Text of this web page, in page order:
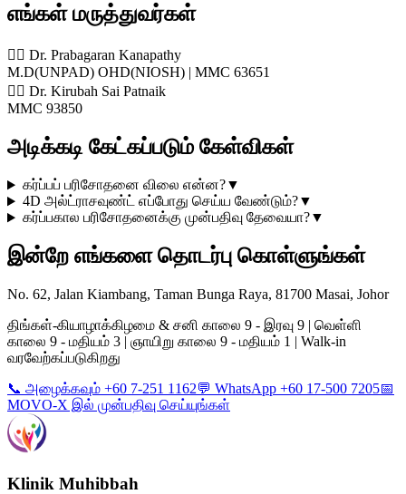
எங்கள் மருத்துவர்கள்
👨‍⚕️ Dr. Prabagaran Kanapathy
M.D(UNPAD) OHD(NIOSH) | MMC 63651
👨‍⚕️ Dr. Kirubah Sai Patnaik
MMC 93850
அடிக்கடி கேட்கப்படும் கேள்விகள்
கர்ப்பப் பரிசோதனை விலை என்ன?▼
4D அல்ட்ராசவுண்ட் எப்போது செய்ய வேண்டும்?▼
கர்ப்பகால பரிசோதனைக்கு முன்பதிவு தேவையா?▼
இன்றே எங்களை தொடர்பு கொள்ளுங்கள்
No. 62, Jalan Kiambang, Taman Bunga Raya, 81700 Masai, Johor
திங்கள்-கியாழாக்கிழமை & சனி காலை 9 - இரவு 9 | வெள்ளி
காலை 9 - மதியம் 3 | ஞாயிறு காலை 9 - மதியம் 1 | Walk-in
வரவேற்கப்படுகிறது
📞 அழைக்கவும் +60 7-251 1162💬 WhatsApp +60 17-500 7205📅
MOVO-X இல் முன்பதிவு செய்யுங்கள்
Klinik Muhibbah